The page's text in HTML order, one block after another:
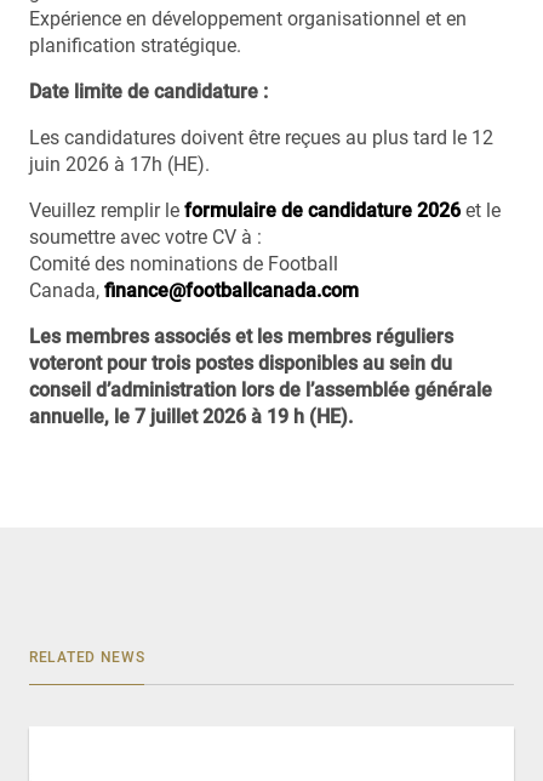
Expérience en développement organisationnel et en
planification stratégique.
Date limite de candidature :
Les candidatures doivent être reçues au plus tard le 12
juin 2026 à 17h (HE).
Veuillez remplir le formulaire de candidature 2026 et le
soumettre avec votre CV à :
Comité des nominations de Football
Canada, finance@footballcanada.com
Les membres associés et les membres réguliers
voteront pour trois postes disponibles au sein du
conseil d’administration lors de l’assemblée générale
annuelle, le 7 juillet 2026 à 19 h (HE).
RELATED NEWS